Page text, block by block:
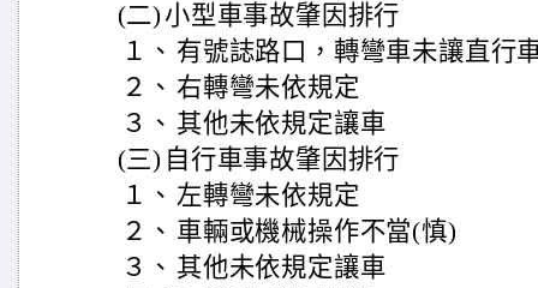
(二)小型車事故肇因排行
１、 有號誌路口，轉彎車未讓直行
２、 右轉彎未依規定
３、 其他未依規定讓車
(三) 自行車事故肇因排行
１、 左轉彎未依規定
２、 車輛或機械操作不當(慎)
３、 其他未依規定讓車